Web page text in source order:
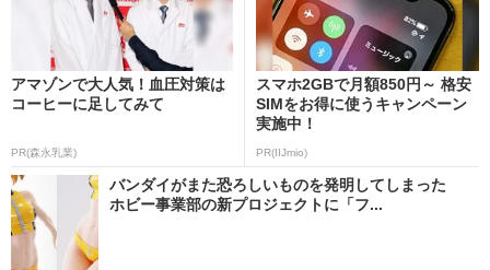
アマゾンで大人気！血圧対策は
コーヒーに足してみて
PR(森永乳業)
スマホ2GBで月額850円～ 格安
SIMをお得に使うキャンペーン
実施中！
PR(IIJmio)
バンダイがまた恐ろしいものを発明してしまった
ホビー事業部の新プロジェクトに「フ...